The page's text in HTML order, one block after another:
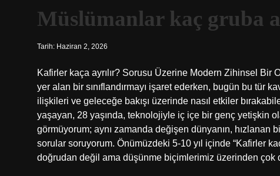
hangi
anayasada
almıştır
Müslümanlar kaç gruba
Tarih: Haziran 2, 2026
Kafirler kaça ayrılır? Sorusu Üzerine Modern Zihinsel Bir
yer alan bir sınıflandırmayı işaret ederken, bugün bu tür
ilişkileri ve geleceğe bakışı üzerinde nasıl etkiler
yaşayan, 28 yaşında, teknolojiyle iç içe bir genç yetişkin
görmüyorum; aynı zamanda değişen dünyanın, hızlanan
sorular soruyorum. Önümüzdeki 5-10 yıl içinde “Kafirler
doğrudan değil ama düşünme biçimlerimiz üzerinden